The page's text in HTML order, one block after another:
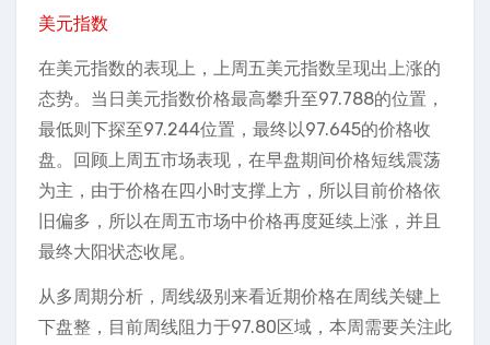
美元指数
在美元指数的表现上，上周五美元指数呈现出上涨的
态势。当日美元指数价格最高攀升至97.788的位置，
最低则下探至97.244位置，最终以97.645的价格收
盘。回顾上周五市场表现，在早盘期间价格短线震荡
为主，由于价格在四小时支撑上方，所以目前价格依
旧偏多，所以在周五市场中价格再度延续上涨，并且
最终大阳状态收尾。
从多周期分析，周线级别来看近期价格在周线关键上
下盘整，目前周线阻力于97.80区域，本周需要关注此